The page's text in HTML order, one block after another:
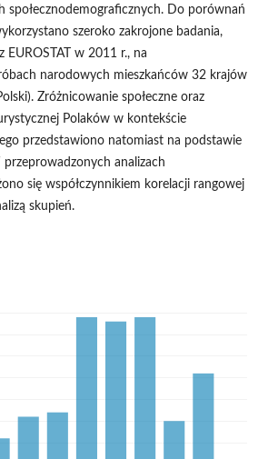
społecznodemograficznych. Do porównań
szeroko zakrojone badania,
EUROSTAT w 2011 r., na
narodowych mieszkańców 32 krajów
Zróżnicowanie społeczne oraz
Polaków w kontekście
przedstawiono natomiast na podstawie
przeprowadzonych analizach
się współczynnikiem korelacji rangowej
skupień.